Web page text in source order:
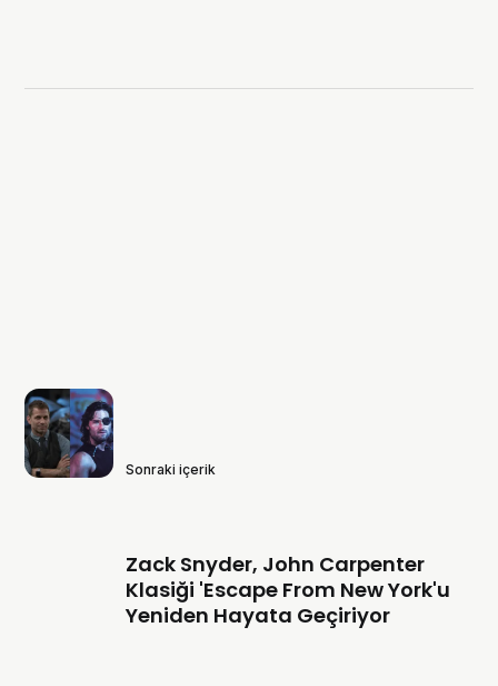
Sonraki içerik
Zack Snyder, John Carpenter
Klasiği 'Escape From New York'u
Yeniden Hayata Geçiriyor